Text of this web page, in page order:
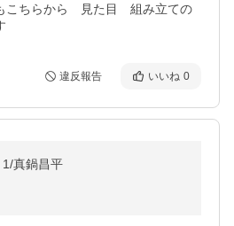
こちらから　見た目　組み立ての
違反報告 いいね 0
真鍋昌平